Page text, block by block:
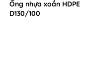
Ống nhựa xoắn HDPE
D130/100